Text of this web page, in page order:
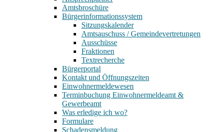
Amtsbroschüre
Bürgerinformationssystem
Sitzungskalender
Amtsauschuss / Gemeindevertretungen
Ausschüsse
Fraktionen
Textrecherche
Bürgerportal
Kontakt und Öffnungszeiten
Einwohnermeldewesen
Terminbuchung Einwohnermeldeamt &
Gewerbeamt
Was erledige ich wo?
Formulare
Schadensmeldung